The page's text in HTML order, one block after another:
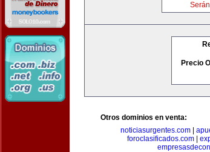
Precio
Otros dominios en venta:
noticiasurgentes.com|
foroclasificados.com